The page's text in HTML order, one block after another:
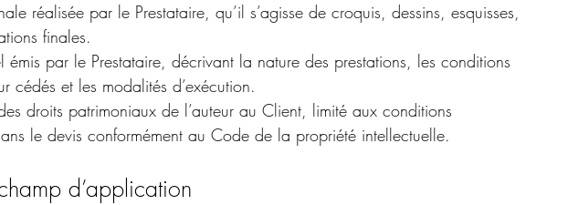
réalisée par le Prestataire, qu’il s’agisse de croquis, dessins, esquisses,
finales.
émis par le Prestataire, décrivant la nature des prestations, les conditions
cédés et les modalités d’exécution.
droits patrimoniaux de l’auteur au Client, limité aux conditions
le devis conformément au Code de la propriété intellectuelle.
d’application